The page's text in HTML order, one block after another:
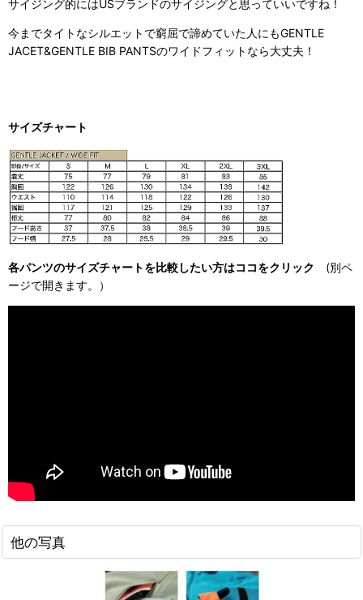
サイジング的にはUSブランドのサイジングと思っていいですね！
今までタイトなシルエットで窮屈で諦めていた人にもGENTLE
JACET&GENTLE BIB PANTSのワイドフィットなら大丈夫！
サイズチャート
各パンツのサイズチャートを比較したい方はココをクリック
(別ペ
ージで開きます。）
他の写真